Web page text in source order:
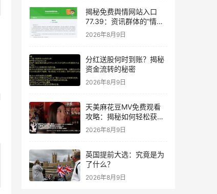
揭秘免费舆情网站入口
77.39：资讯群体的“情报
雷达”
2026年8月9日
分红送股何时到账？揭秘
资金流转的秘密
2026年8月9日
天美麻花豆MV免费观看
攻略：揭秘如何轻松获取
热门音乐视频
2026年8月9日
英国提前大选：究竟是为
了什么？
2026年8月9日